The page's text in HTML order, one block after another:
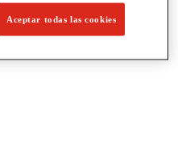
de tubos
de tubos
Aceptar todas las cookies